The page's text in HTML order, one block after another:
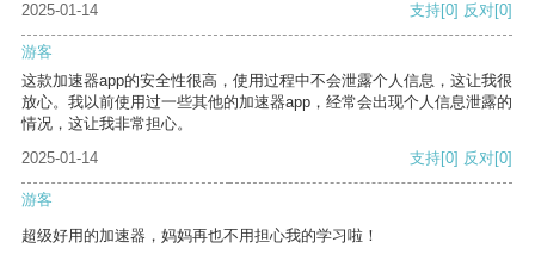
2025-01-14 支持[0] 反对[0]
游客
这款加速器app的安全性很高，使用过程中不会泄露个人信息，这让我很
放心。我以前使用过一些其他的加速器app，经常会出现个人信息泄露的
情况，这让我非常担心。
2025-01-14
支持[0] 反对[0]
游客
超级好用的加速器，妈妈再也不用担心我的学习啦！